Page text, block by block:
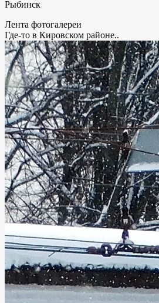
Рыбинск
Лента фотогалереи
Где-то в Кировском районе..